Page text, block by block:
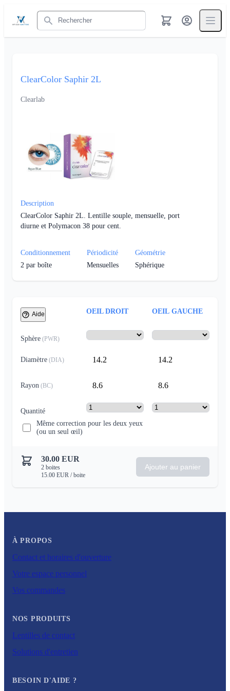
Rechercher
ClearColor Saphir 2L
Clearlab
Description
ClearColor Saphir 2L. Lentille souple, mensuelle, port
diurne et Polymacon 38 pour cent.
Conditionnement
2 par boîte
Périodicité
Mensuelles
Géométrie
Sphérique
Aide OEIL DROIT OEIL GAUCHE
Sphère (PWR)
Diamètre (DIA) 14.2 14.2
Rayon (BC) 8.6 8.6
Quantité
Même correction pour les deux yeux
(ou un seul œil)
30.00 EUR
2 boites
15.00 EUR / boite
Ajouter au panier
À PROPOS
Contact et horaires d'ouverture
Votre espace personnel
Vos commandes
NOS PRODUITS
Lentilles de contact
Solutions d'entretien
BESOIN D'AIDE ?